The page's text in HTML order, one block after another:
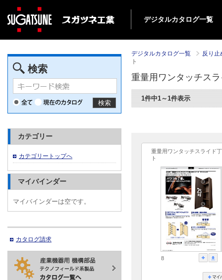
デジタルカタログ一覧
デジタルカタログ一覧
反り
ト
重量用ワンタッチス
1件中1～1件表示
重量用ワンタッチスライド
ト
8
検索
検索
カテゴリー
カテゴリートップへ
マイバインダー
マイバインダーは空です。
カタログ請求